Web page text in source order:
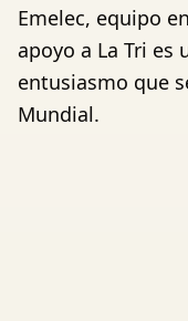
Emelec, equipo
apoyo a La Tri es
entusiasmo que
Mundial.